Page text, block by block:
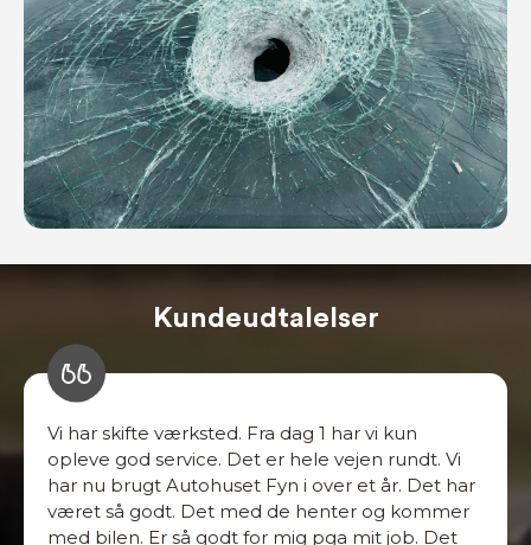
Kundeudtalelser
Vi har skifte værksted. Fra dag 1 har vi kun
opleve god service. Det er hele vejen rundt. Vi
har nu brugt Autohuset Fyn i over et år. Det har
været så godt. Det med de henter og kommer
med bilen. Er så godt for mig pga mit job. Det